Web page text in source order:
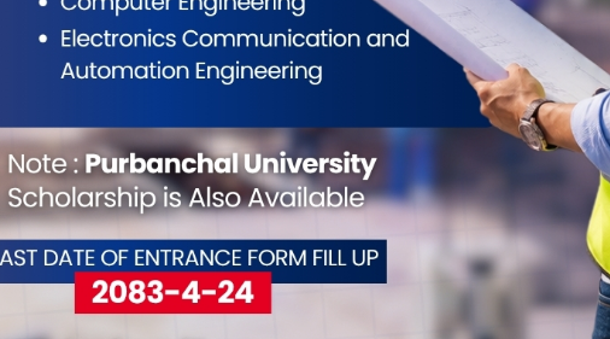
खरिद गरिसकेपछि समाजिक सञ्जाल मार्फत लगानीकर्तालाई खरिद
पुर्‍याउने भन्दै झुट्टा अस्वासन दिने गर्थे । सेयर लगानीकर्ताले खरिद गर्न
बिक्री गर्थे ।
व्यवस्थापन प्रणाली ९टीएमएस० खाता चलाउने गर्थे । उनले ती
आफैंले बिक्री गरी सेयर मूल्य बढाउने काम गर्दै आएका थिए । सेयर मूल्य
सेयर बिक्री गर्थे ।
खाता पनि आफैं चलाउने र धितोपत्र ब्रोकरसँग लिनुपर्ने पैसा असुल गर्ने तर
लफडा गरेर भुक्तानी नदिने गरेका थिए ।